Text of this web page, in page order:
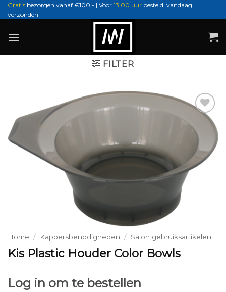
Ga
naar
Gratis bezorgen vanaf €100,- | Voor 13.00 uur besteld, vandaag
verzonden
FILTER
Home / Kappersbenodigheden / Salon gebruiksartikelen
Kis Plastic Houder Color Bowls
Log in om te bestellen